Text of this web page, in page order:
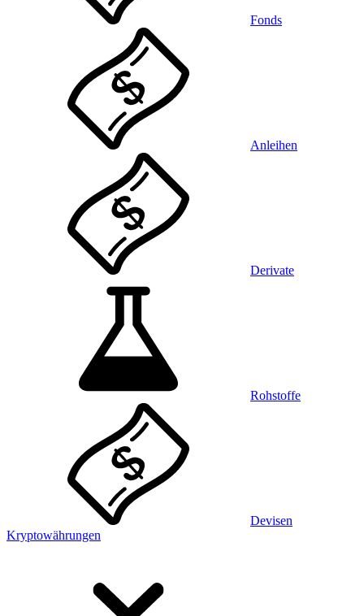
Fonds
Anleihen
Derivate
Rohstoffe
Devisen
Kryptowährungen